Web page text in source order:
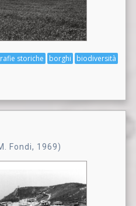
biodiversità
borghi
storiche
Fondi, 1969)